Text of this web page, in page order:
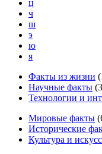
ц
ч
ш
э
ю
я
Факты из жизни (
Научные факты (
Технологии и
Мировые факты (
Исторические
Культура и